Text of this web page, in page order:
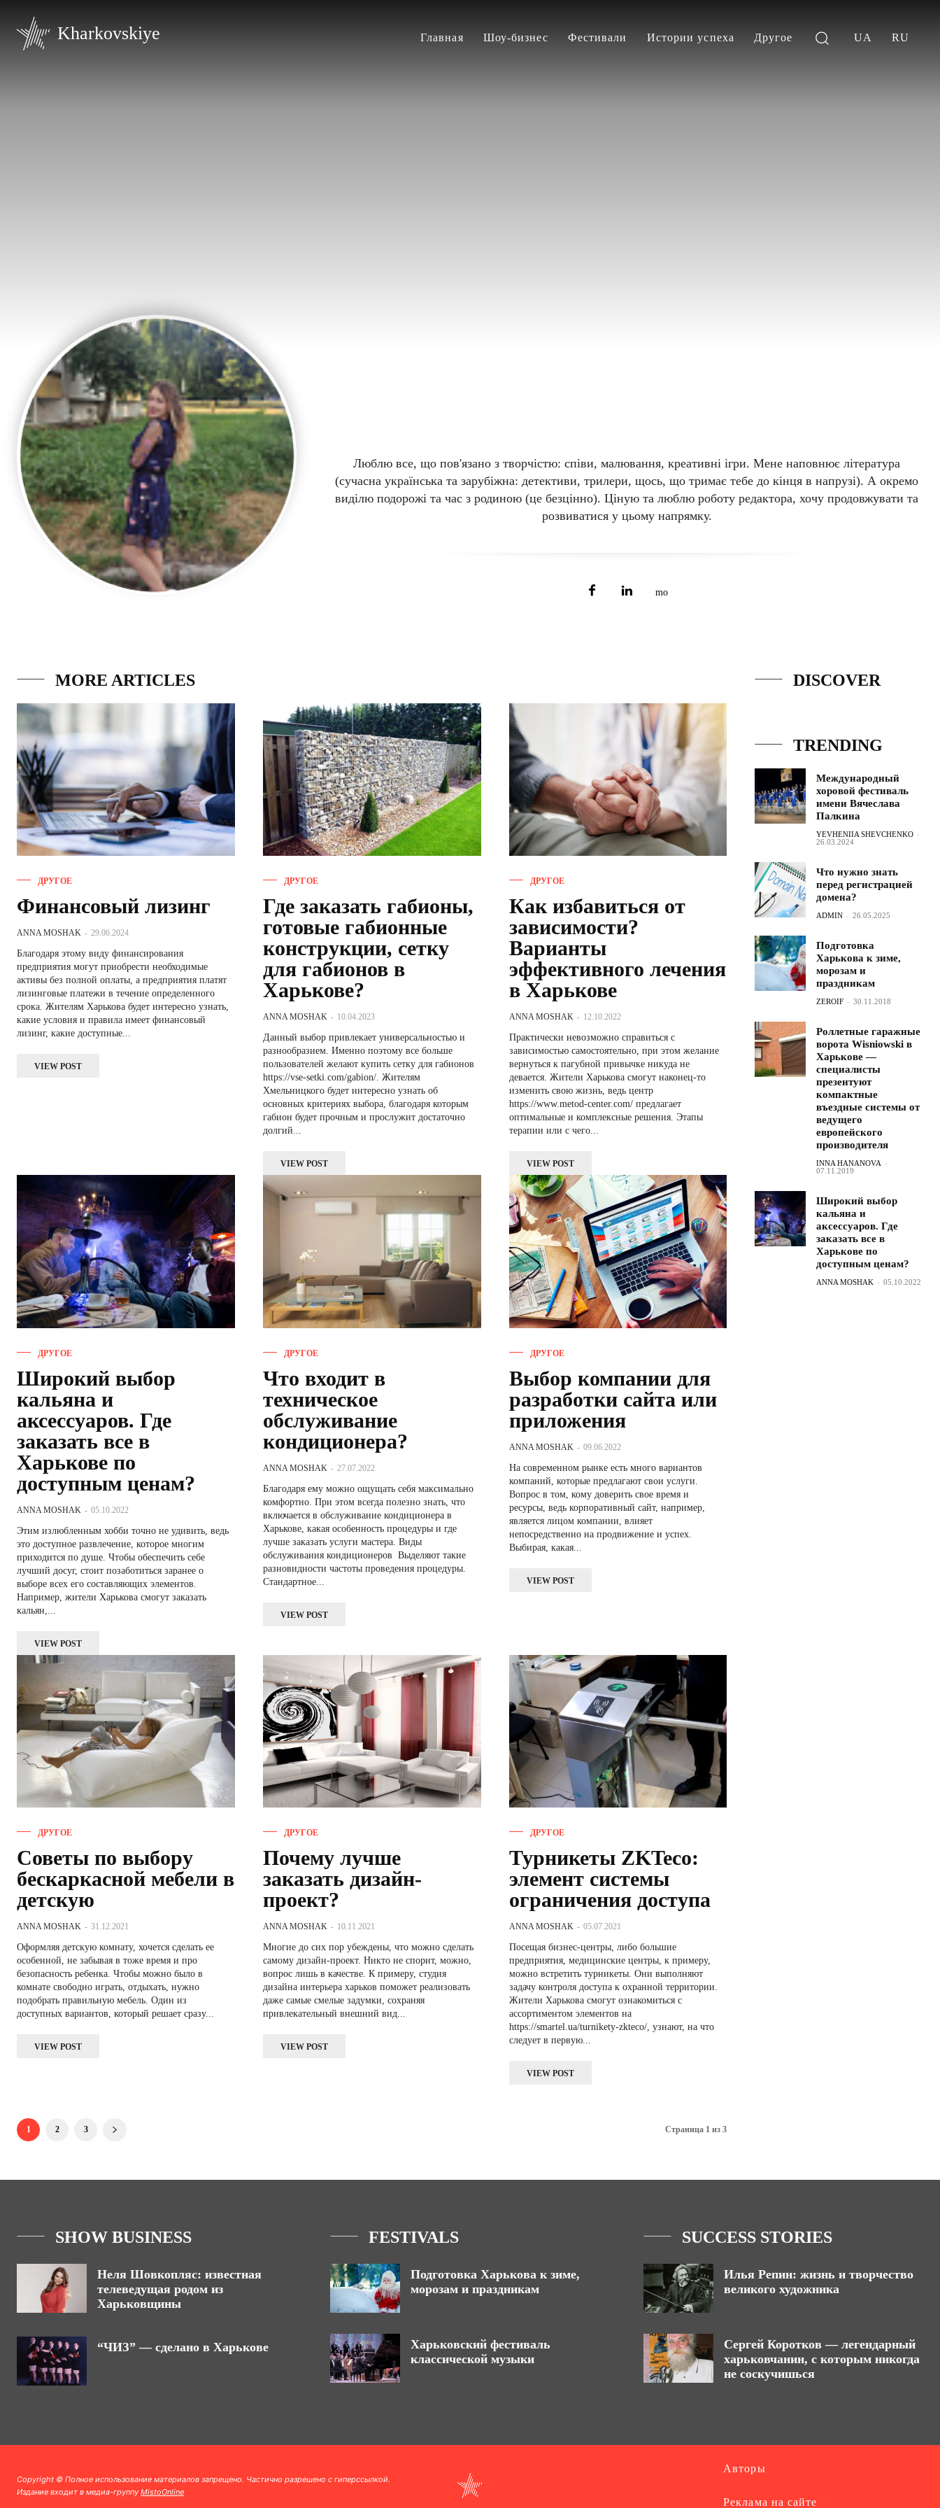
Kharkovskiye Главная Шоу-бизнес Фестивали Истории успеха Другое UA RU
Люблю все, що пов'язано з творчістю: співи, малювання, креативні ігри. Мене наповнює література
(сучасна українська та зарубіжна: детективи, трилери, щось, що тримає тебе до кінця в напрузі). А окремо
виділю подорожі та час з родиною (це безцінно). Ціную та люблю роботу редактора, хочу продовжувати та
розвиватися у цьому напрямку.
MORE ARTICLES
ДРУГОЕ
Финансовый лизинг
ANNA MOSHAK - 29.06.2024
Благодаря этому виду финансирования
предприятия могут приобрести необходимые
активы без полной оплаты, а предприятия платят
лизинговые платежи в течение определенного
срока. Жителям Харькова будет интересно узнать,
какие условия и правила имеет финансовый
лизинг, какие доступные...
VIEW POST
ДРУГОЕ
Где заказать габионы,
готовые габионные
конструкции, сетку
для габионов в
Харькове?
ANNA MOSHAK - 10.04.2023
Данный выбор привлекает универсальностью и
разнообразием. Именно поэтому все больше
пользователей желают купить сетку для габионов
https://vse-setki.com/gabion/. Жителям
Хмельницкого будет интересно узнать об
основных критериях выбора, благодаря которым
габион будет прочным и прослужит достаточно
долгий...
VIEW POST
ДРУГОЕ
Как избавиться от
зависимости?
Варианты
эффективного лечения
в Харькове
ANNA MOSHAK - 12.10.2022
Практически невозможно справиться с
зависимостью самостоятельно, при этом желание
вернуться к пагубной привычке никуда не
девается. Жители Харькова смогут наконец-то
изменить свою жизнь, ведь центр
https://www.metod-center.com/ предлагает
оптимальные и комплексные решения. Этапы
терапии или с чего...
VIEW POST
ДРУГОЕ
Широкий выбор
кальяна и
аксессуаров. Где
заказать все в
Харькове по
доступным ценам?
ANNA MOSHAK - 05.10.2022
Этим излюбленным хобби точно не удивить, ведь
это доступное развлечение, которое многим
приходится по душе. Чтобы обеспечить себе
лучший досуг, стоит позаботиться заранее о
выборе всех его составляющих элементов.
Например, жители Харькова смогут заказать
кальян,...
VIEW POST
ДРУГОЕ
Что входит в
техническое
обслуживание
кондиционера?
ANNA MOSHAK - 27.07.2022
Благодаря ему можно ощущать себя максимально
комфортно. При этом всегда полезно знать, что
включается в обслуживание кондиционера в
Харькове, какая особенность процедуры и где
лучше заказать услуги мастера. Виды
обслуживания кондиционеров Выделяют такие
разновидности частоты проведения процедуры.
Стандартное...
VIEW POST
ДРУГОЕ
Выбор компании для
разработки сайта или
приложения
ANNA MOSHAK - 09.06.2022
На современном рынке есть много вариантов
компаний, которые предлагают свои услуги.
Вопрос в том, кому доверить свое время и
ресурсы, ведь корпоративный сайт, например,
является лицом компании, влияет
непосредственно на продвижение и успех.
Выбирая, какая...
VIEW POST
ДРУГОЕ
Советы по выбору
бескаркасной мебели в
детскую
ANNA MOSHAK - 31.12.2021
Оформляя детскую комнату, хочется сделать ее
особенной, не забывая в тоже время и про
безопасность ребенка. Чтобы можно было в
комнате свободно играть, отдыхать, нужно
подобрать правильную мебель. Один из
доступных вариантов, который решает сразу...
VIEW POST
ДРУГОЕ
Почему лучше
заказать дизайн-
проект?
ANNA MOSHAK - 10.11.2021
Многие до сих пор убеждены, что можно сделать
самому дизайн-проект. Никто не спорит, можно,
вопрос лишь в качестве. К примеру, студия
дизайна интерьера харьков поможет реализовать
даже самые смелые задумки, сохраняя
привлекательный внешний вид...
VIEW POST
ДРУГОЕ
Турникеты ZKTeco:
элемент системы
ограничения доступа
ANNA MOSHAK - 05.07.2021
Посещая бизнес-центры, либо большие
предприятия, медицинские центры, к примеру,
можно встретить турникеты. Они выполняют
задачу контроля доступа к охранной территории.
Жители Харькова смогут ознакомиться с
ассортиментом элементов на
https://smartel.ua/turnikety-zkteco/, узнают, на что
следует в первую...
VIEW POST
1 2 3 Страница 1 из 3
DISCOVER
TRENDING
Международный
хоровой фестиваль
имени Вячеслава
Палкина
YEVHENIIA SHEVCHENKO -
26.03.2024
Что нужно знать
перед регистрацией
домена?
ADMIN - 26.05.2025
Подготовка
Харькова к зиме,
морозам и
праздникам
ZEROIF - 30.11.2018
Роллетные гаражные
ворота Wisniowski в
Харькове —
специалисты
презентуют
компактные
въездные системы от
ведущего
европейского
производителя
INNA HANANOVA -
07.11.2019
Широкий выбор
кальяна и
аксессуаров. Где
заказать все в
Харькове по
доступным ценам?
ANNA MOSHAK - 05.10.2022
SHOW BUSINESS
Неля Шовкопляс: известная
телеведущая родом из
Харьковщины
“ЧИЗ” — сделано в Харькове
FESTIVALS
Подготовка Харькова к зиме,
морозам и праздникам
Харьковский фестиваль
классической музыки
SUCCESS STORIES
Илья Репин: жизнь и творчество
великого художника
Сергей Коротков — легендарный
харьковчанин, с которым никогда
не соскучишься
Copyright © Полное использование материалов запрещено. Частично разрешено с гиперссылкой.
Издание входит в медиа-группу MistoOnline
Авторы
Реклама на сайте